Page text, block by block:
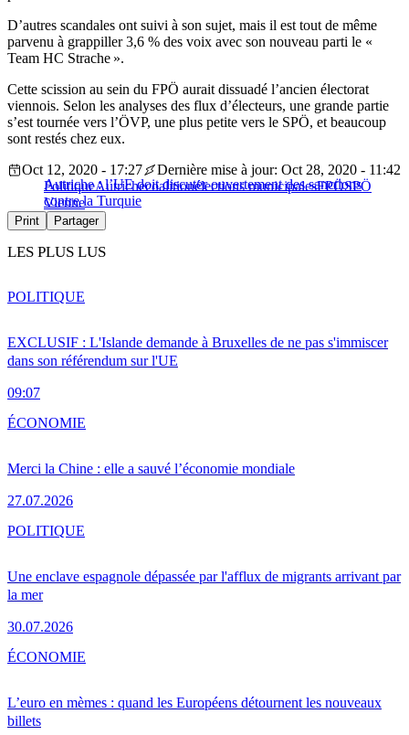
D’autres scandales ont suivi à son sujet, mais il est tout de même
parvenu à grappiller 3,6 % des voix avec son nouveau parti le «
Team HC Strache ».
Cette scission au sein du FPÖ aurait dissuadé l’ancien électorat
viennois. Selon les analyses des flux d’électeurs, une grande partie
s’est tournée vers l’ÖVP, une plus petite vers le SPÖ, et beaucoup
sont restés chez eux.
Autriche : l’UE doit discuter ouvertement des sanctions
contre la Turquie
Oct 12, 2020 - 17:27
Dernière mise à jour: Oct 28, 2020 - 11:42
PolitiqueAutrichecoalitionélections municipalesFPÖSPÖ
Vienne
Print Partager
LES PLUS LUS
EXCLUSIF : L'Islande demande à Bruxelles de ne pas s'immiscer
dans son référendum sur l'UE
09:07
POLITIQUE
Merci la Chine : elle a sauvé l’économie mondiale
27.07.2026
ÉCONOMIE
Une enclave espagnole dépassée par l'afflux de migrants arrivant par
la mer
30.07.2026
POLITIQUE
L’euro en mèmes : quand les Européens détournent les nouveaux
billets
ÉCONOMIE